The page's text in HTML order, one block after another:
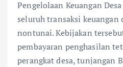
Pengelolaan Keuangan
seluruh transaksi keuangan
nontunai. Kebijakan
pembayaran penghasilan
perangkat desa, tunjangan